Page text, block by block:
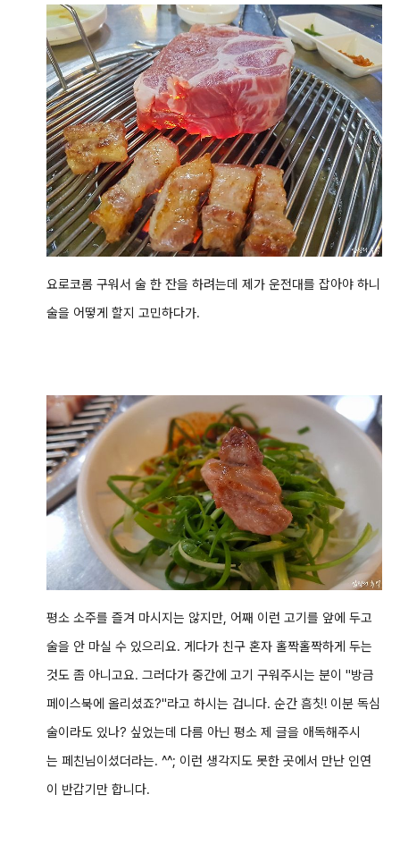
요로코롬 구워서 술 한 잔을 하려는데 제가 운전대를 잡아야 하니
술을 어떻게 할지 고민하다가.
평소 소주를 즐겨 마시지는 않지만, 어째 이런 고기를 앞에 두고
술을 안 마실 수 있으리요. 게다가 친구 혼자 홀짝홀짝하게 두는
것도 좀 아니고요. 그러다가 중간에 고기 구워주시는 분이 "방금
페이스북에 올리셨죠?"라고 하시는 겁니다. 순간 흠칫! 이분 독심
술이라도 있나? 싶었는데 다름 아닌 평소 제 글을 애독해주시
는 페친님이셨더라는. ^^; 이런 생각지도 못한 곳에서 만난 인연
이 반갑기만 합니다.